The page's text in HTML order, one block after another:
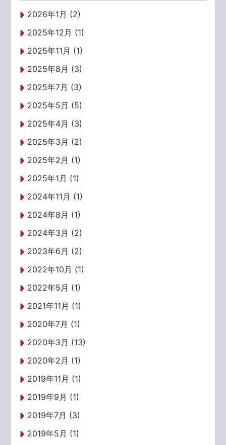
2026年1月 (2)
2025年12月 (1)
2025年11月 (1)
2025年8月 (3)
2025年7月 (3)
2025年5月 (5)
2025年4月 (3)
2025年3月 (2)
2025年2月 (1)
2025年1月 (1)
2024年11月 (1)
2024年8月 (1)
2024年3月 (2)
2023年6月 (2)
2022年10月 (1)
2022年5月 (1)
2021年11月 (1)
2020年7月 (1)
2020年3月 (13)
2020年2月 (1)
2019年11月 (1)
2019年9月 (1)
2019年7月 (3)
2019年5月 (1)